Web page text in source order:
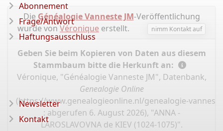
Die Généalogie Vanneste JM-Veröffentlichung
wurde von Véronique erstellt. nimm Kontakt auf
Geben Sie beim Kopieren von Daten aus diesem
Stammbaum bitte die Herkunft an:
Véronique, "Généalogie Vanneste JM", Datenbank,
Genealogie Online
(https://www.genealogieonline.nl/genealogie-
: abgerufen 6. August 2026), "ANNA -
LAROSLAVOVNA de KIEV (1024-1075)".
Abonnement
Frage/Antwort
Haftungsausschluss
Newsletter
Kontakt